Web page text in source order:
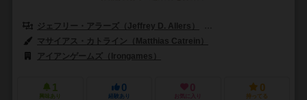
ジェフリー・アラーズ（Jeffrey D. Allers）
マサイアス・カトライン（Matthias Catrein）
アイアンゲームズ（Irongames）
1
興味あり
0
経験あり
0
お気に入り
0
持ってる